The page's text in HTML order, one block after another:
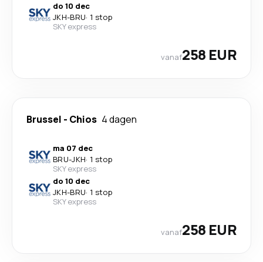
do 10 dec
JKH-BRU· 1 stop
SKY express
vanaf258 EUR
Brussel - Chios 4 dagen
ma 07 dec
BRU-JKH· 1 stop
SKY express
do 10 dec
JKH-BRU· 1 stop
SKY express
vanaf258 EUR